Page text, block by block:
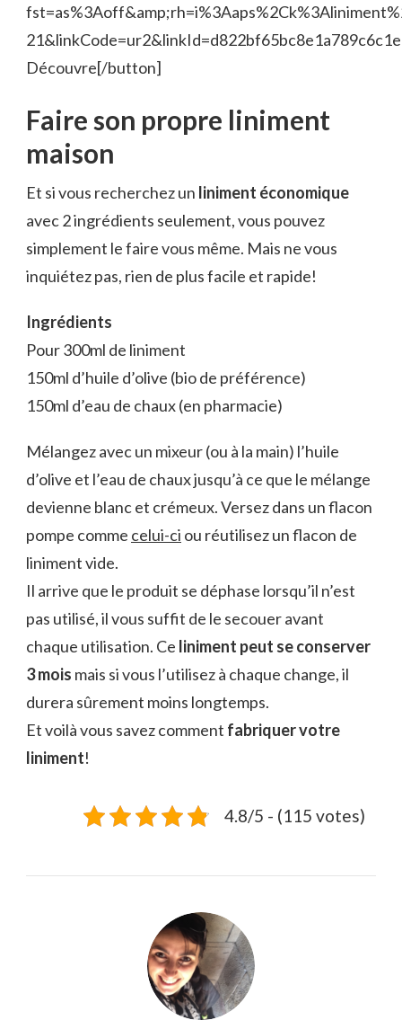
Découvre[/button]
Faire son propre liniment
maison
Et si vous recherchez un liniment économique
avec 2 ingrédients seulement, vous pouvez
simplement le faire vous même. Mais ne vous
inquiétez pas, rien de plus facile et rapide!
Ingrédients
Pour 300ml de liniment
150ml d’huile d’olive (bio de préférence)
150ml d’eau de chaux (en pharmacie)
Mélangez avec un mixeur (ou à la main) l’huile
d’olive et l’eau de chaux jusqu’à ce que le mélange
devienne blanc et crémeux. Versez dans un flacon
pompe comme celui-ci ou réutilisez un flacon de
liniment vide.
Il arrive que le produit se déphase lorsqu’il n’est
pas utilisé, il vous suffit de le secouer avant
chaque utilisation. Ce liniment peut se conserver
3 mois mais si vous l’utilisez à chaque change, il
durera sûrement moins longtemps.
Et voilà vous savez comment fabriquer votre
liniment!
4.8/5 - (115 votes)